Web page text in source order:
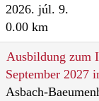
2026. júl. 9.
0.00 km
Ausbildung zum
September 2027
Asbach-